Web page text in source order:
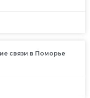
связи в Поморье